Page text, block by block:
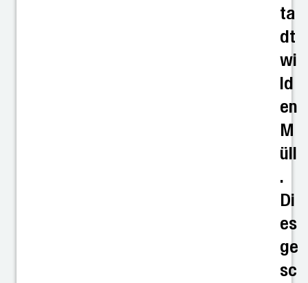
ta
dt
wi
ld
en
M
üll
.
Di
es
ge
sc